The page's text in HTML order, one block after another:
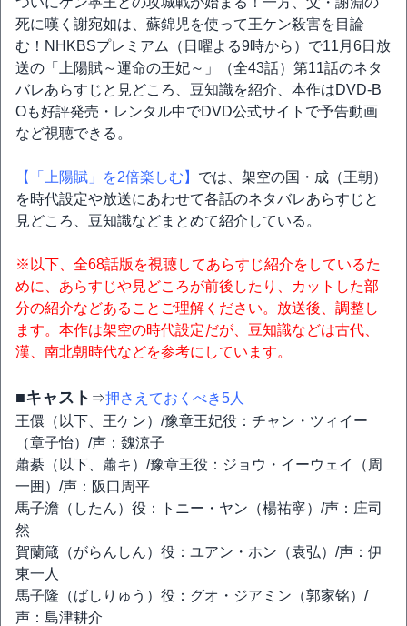
死に嘆く謝宛如は、蘇錦児を使って王ケン殺害を目論
む！NHKBSプレミアム（日曜よる9時から）で11月6日放
送の「上陽賦～運命の王妃～」（全43話）第11話のネタ
バレあらすじと見どころ、豆知識を紹介、本作はDVD-B
Oも好評発売・レンタル中でDVD公式サイトで予告動画
など視聴できる。
【「上陽賦」を2倍楽しむ】 では、架空の国・成（王朝）
を時代設定や放送にあわせて各話のネタバレあらすじと
見どころ、豆知識などまとめて紹介している。
※以下、全68話版を視聴してあらすじ紹介をしているた
めに、あらすじや見どころが前後したり、カットした部
分の紹介などあることご理解ください。放送後、調整し
ます。本作は架空の時代設定だが、豆知識などは古代、
漢、南北朝時代などを参考にしています。
■キャスト ⇒押さえておくべき5人
王儇（以下、王ケン）/豫章王妃役：チャン・ツィイー
（章子怡）/声：魏涼子
蕭綦（以下、蕭キ）/豫章王役：ジョウ・イーウェイ（周
一囲）/声：阪口周平
馬子澹（したん）役：トニー・ヤン（楊祐寧）/声：庄司
然
賀蘭箴（がらんしん）役：ユアン・ホン（袁弘）/声：伊
東一人
馬子隆（ばしりゅう）役：グオ・ジアミン（郭家铭）/
声：島津耕介